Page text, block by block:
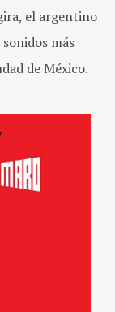
el argentino
más
de México.